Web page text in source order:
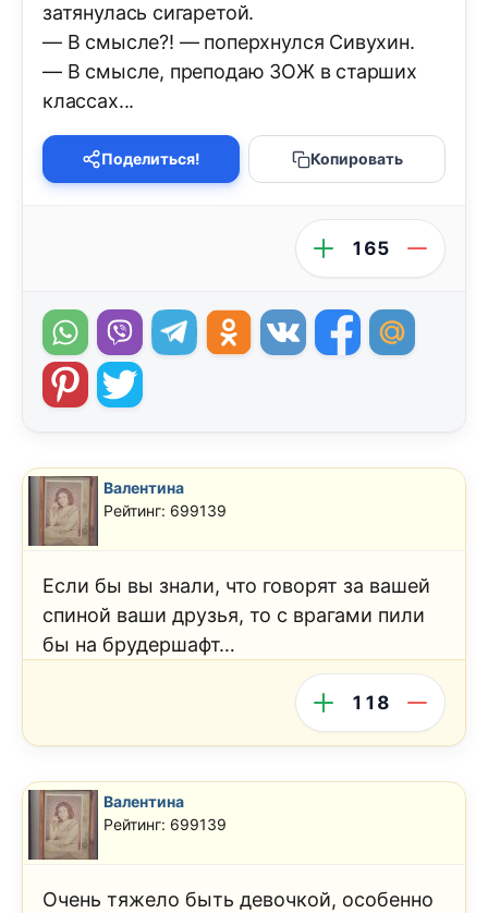
затянулась сигаретой.
— В смысле?! — поперхнулся Сивухин.
— В смысле, преподаю ЗОЖ в старших
классах...
Поделиться! Копировать
165
Валентина
Рейтинг: 699139
Если бы вы знали, что говорят за вашей
спиной ваши друзья, то с врагами пили
бы на брудершафт…
118
Валентина
Рейтинг: 699139
Очень тяжело быть девочкой, особенно